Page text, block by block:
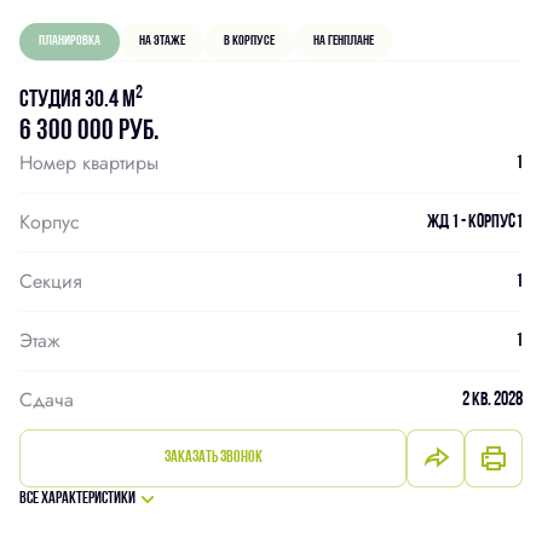
Планировка На этаже В корпусе На генплане
Студия 30.4 м2
6 300 000 руб.
Номер квартиры 1
Корпус ЖД 1 - Корпус1
Секция 1
Этаж 1
Сдача 2 кв. 2028
Заказать звонок
Все характеристики